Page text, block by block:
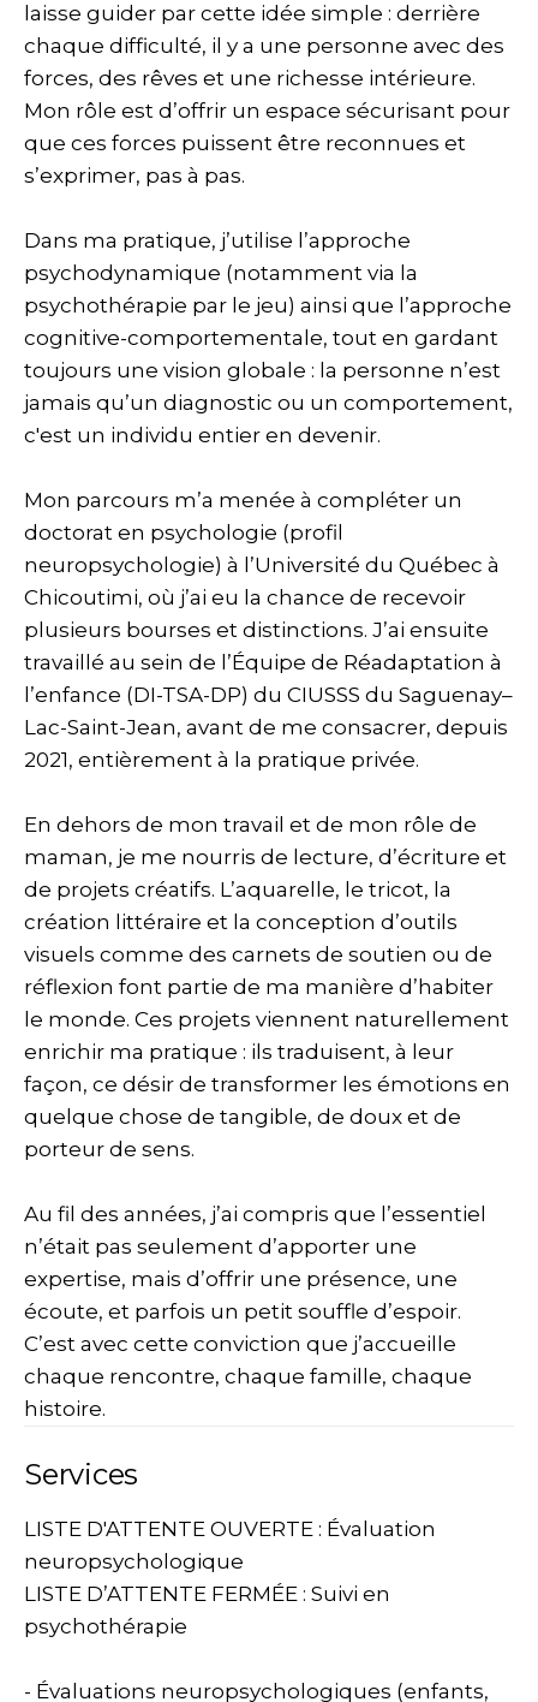
laisse guider par cette idée simple : derrière
chaque difficulté, il y a une personne avec des
forces, des rêves et une richesse intérieure.
Mon rôle est d’offrir un espace sécurisant pour
que ces forces puissent être reconnues et
s’exprimer, pas à pas.
Dans ma pratique, j’utilise l’approche
psychodynamique (notamment via la
psychothérapie par le jeu) ainsi que l’approche
cognitive-comportementale, tout en gardant
toujours une vision globale : la personne n’est
jamais qu’un diagnostic ou un comportement,
c'est un individu entier en devenir.
Mon parcours m’a menée à compléter un
doctorat en psychologie (profil
neuropsychologie) à l’Université du Québec à
Chicoutimi, où j’ai eu la chance de recevoir
plusieurs bourses et distinctions. J’ai ensuite
travaillé au sein de l’Équipe de Réadaptation à
l’enfance (DI-TSA-DP) du CIUSSS du Saguenay–
Lac-Saint-Jean, avant de me consacrer, depuis
2021, entièrement à la pratique privée.
En dehors de mon travail et de mon rôle de
maman, je me nourris de lecture, d’écriture et
de projets créatifs. L’aquarelle, le tricot, la
création littéraire et la conception d’outils
visuels comme des carnets de soutien ou de
réflexion font partie de ma manière d’habiter
le monde. Ces projets viennent naturellement
enrichir ma pratique : ils traduisent, à leur
façon, ce désir de transformer les émotions en
quelque chose de tangible, de doux et de
porteur de sens.
Au fil des années, j’ai compris que l’essentiel
n’était pas seulement d’apporter une
expertise, mais d’offrir une présence, une
écoute, et parfois un petit souffle d’espoir.
C’est avec cette conviction que j’accueille
chaque rencontre, chaque famille, chaque
histoire.
Services
LISTE D'ATTENTE OUVERTE : Évaluation
neuropsychologique
LISTE D’ATTENTE FERMÉE : Suivi en
psychothérapie
- Évaluations neuropsychologiques (enfants,